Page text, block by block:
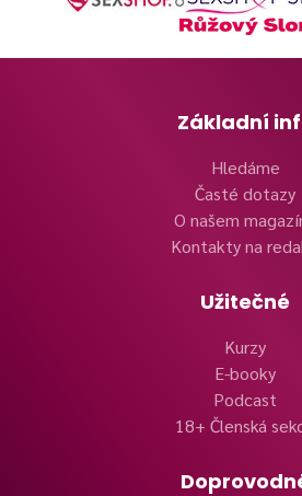
Základní
Hledáme
Časté dotazy
O našem
Kontakty na
Užitečné
Kurzy
E-booky
Podcast
18+ Členská